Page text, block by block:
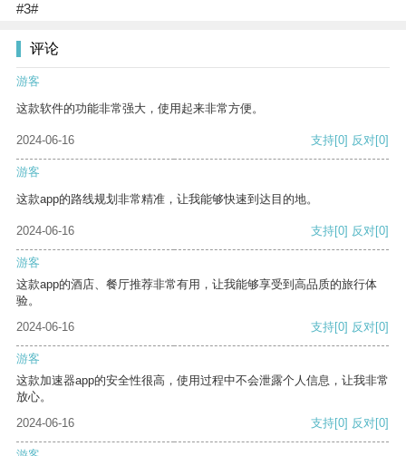
#3#
评论
游客
这款软件的功能非常强大，使用起来非常方便。
2024-06-16 支持[0] 反对[0]
游客
这款app的路线规划非常精准，让我能够快速到达目的地。
2024-06-16 支持[0] 反对[0]
游客
这款app的酒店、餐厅推荐非常有用，让我能够享受到高品质的旅行体
验。
2024-06-16
支持[0] 反对[0]
游客
这款加速器app的安全性很高，使用过程中不会泄露个人信息，让我非常
放心。
2024-06-16
支持[0] 反对[0]